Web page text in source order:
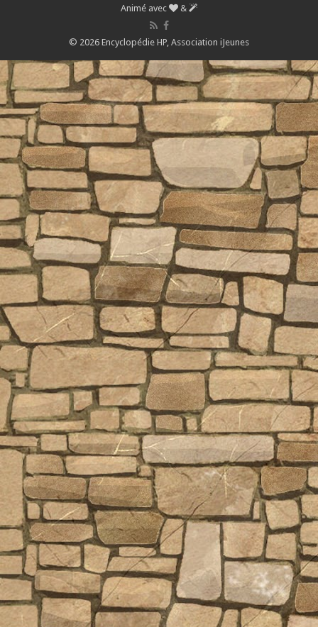
Animé avec &
© 2026 Encyclopédie HP, Association iJeunes